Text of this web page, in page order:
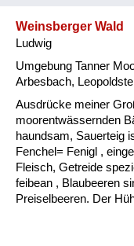
Weinsberger Wald
Ludwig
Umgebung Tanner
Arbesbach,
Ausdrücke meiner
moorentwässernden
haundsam, Sauerteig
Fenchel= Fenigl ,
Fleisch, Getreide
feibean , Blaubeeren
Preiselbeeren. Der